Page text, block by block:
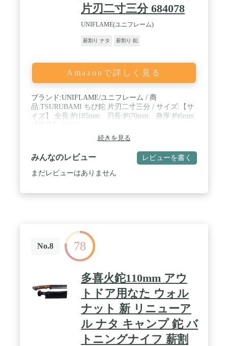
片刃二寸三分 684078
UNIFLAME(ユニフレーム)
薪割り ナタ 薪割り 鉈
Amazonで詳しく見る
ブランド:UNIFLAME/ユニフレーム / 商
品:TSURUBAMI ちび鉈 片刃二寸三分 / サイズ:【サ
イズ】 全長:約185mm 刃長:約70mm 身厚:約6mm
続きを見る
みんなのレビュー レビューを書く
まだレビューはありません
No.8 78
多喜火鉈110mm アウ
トドア用なた ウォル
ナット 新 リニューア
ル ナタ キャンプ 鉈 バ
トニングナイフ 薪割